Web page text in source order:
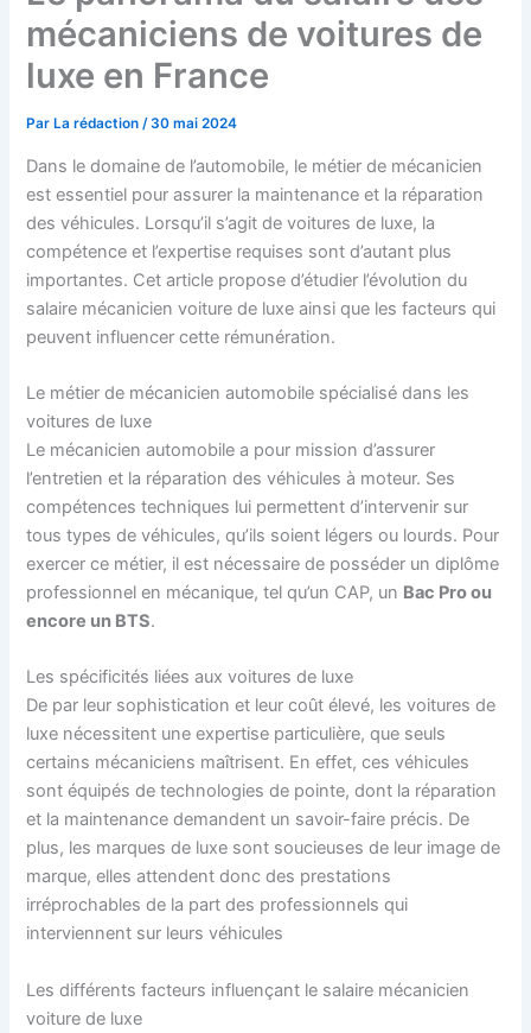
mécaniciens de voitures de
luxe en France
Par La rédaction/30 mai 2024
Dans le domaine de l’automobile, le métier de mécanicien
est essentiel pour assurer la maintenance et la réparation
des véhicules. Lorsqu’il s’agit de voitures de luxe, la
compétence et l’expertise requises sont d’autant plus
importantes. Cet article propose d’étudier l’évolution du
salaire mécanicien voiture de luxe ainsi que les facteurs qui
peuvent influencer cette rémunération.
Le métier de mécanicien automobile spécialisé dans les
voitures de luxe
Le mécanicien automobile a pour mission d’assurer
l’entretien et la réparation des véhicules à moteur. Ses
compétences techniques lui permettent d’intervenir sur
tous types de véhicules, qu’ils soient légers ou lourds. Pour
exercer ce métier, il est nécessaire de posséder un diplôme
professionnel en mécanique, tel qu’un CAP, un Bac Pro ou
encore un BTS.
Les spécificités liées aux voitures de luxe
De par leur sophistication et leur coût élevé, les voitures de
luxe nécessitent une expertise particulière, que seuls
certains mécaniciens maîtrisent. En effet, ces véhicules
sont équipés de technologies de pointe, dont la réparation
et la maintenance demandent un savoir-faire précis. De
plus, les marques de luxe sont soucieuses de leur image de
marque, elles attendent donc des prestations
irréprochables de la part des professionnels qui
interviennent sur leurs véhicules
Les différents facteurs influençant le salaire mécanicien
voiture de luxe